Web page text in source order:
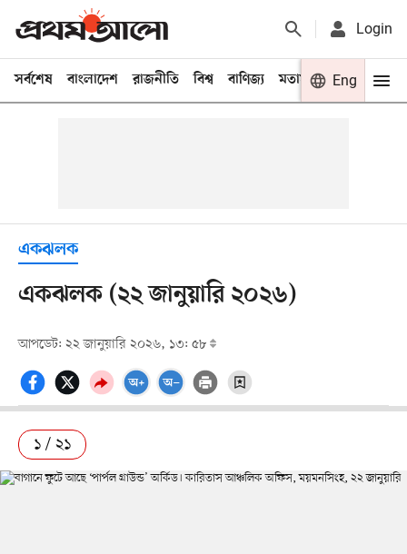
Login
সর্বশেষ বাংলাদেশ রাজনীতি বিশ্ব বাণিজ্য মতামত খেলা
Eng
একঝলক
একঝলক (২২ জানুয়ারি ২০২৬)
আপডেট: ২২ জানুয়ারি ২০২৬, ১৩: ৫৮
১ / ২১